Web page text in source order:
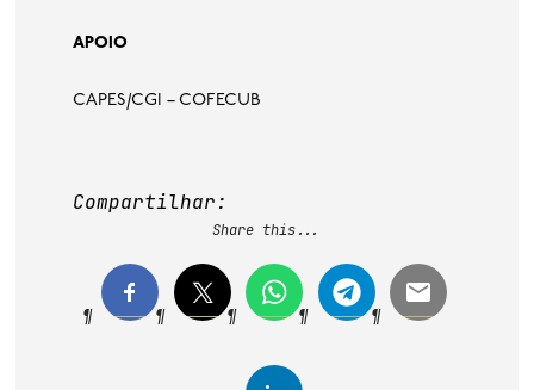
APOIO
CAPES/CGI – COFECUB
Compartilhar:
Share this...